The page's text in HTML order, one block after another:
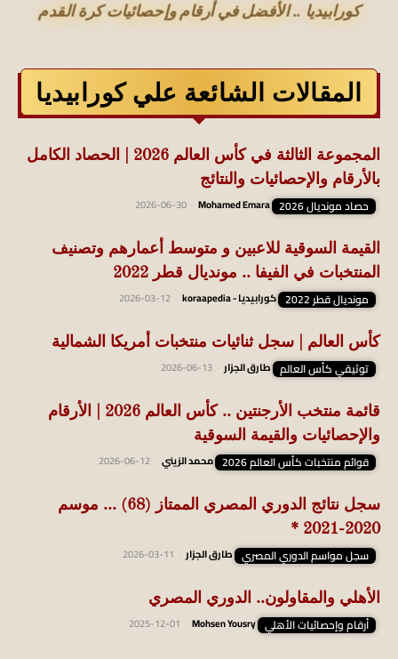
كورابيديا .. الأفضل في أرقام وإحصائيات كرة القدم
المقالات الشائعة علي كورابيديا
المجموعة الثالثة في كأس العالم 2026 | الحصاد الكامل
بالأرقام والإحصائيات والنتائج
حصاد مونديال 2026 Mohamed Emara
2026-06-30
القيمة السوقية للاعبين و متوسط أعمارهم وتصنيف
المنتخبات في الفيفا .. مونديال قطر 2022
مونديال قطر 2022 كورابيديا - koraapedia 2026-03-12
كأس العالم | سجل ثنائيات منتخبات أمريكا الشمالية
توثيقي كأس العالم طارق الجزار 2026-06-13
قائمة منتخب الأرجنتين .. كأس العالم 2026 | الأرقام
والإحصائيات والقيمة السوقية
قوائم منتخبات كأس العالم 2026 محمد الزيني 2026-06-12
سجل نتائج الدوري المصري الممتاز (68) … موسم
2020-2021 *
سجل مواسم الدوري المصري طارق الجزار 2026-03-11
الأهلي والمقاولون.. الدوري المصري
أرقام وإحصائيات الأهلي Mohsen Yousry
2025-12-01